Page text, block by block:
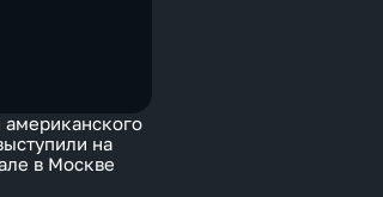
американского
на
в Москве